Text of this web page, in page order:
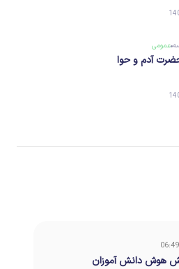
عمومی
آدم و حوا
هوش دانش آموزان